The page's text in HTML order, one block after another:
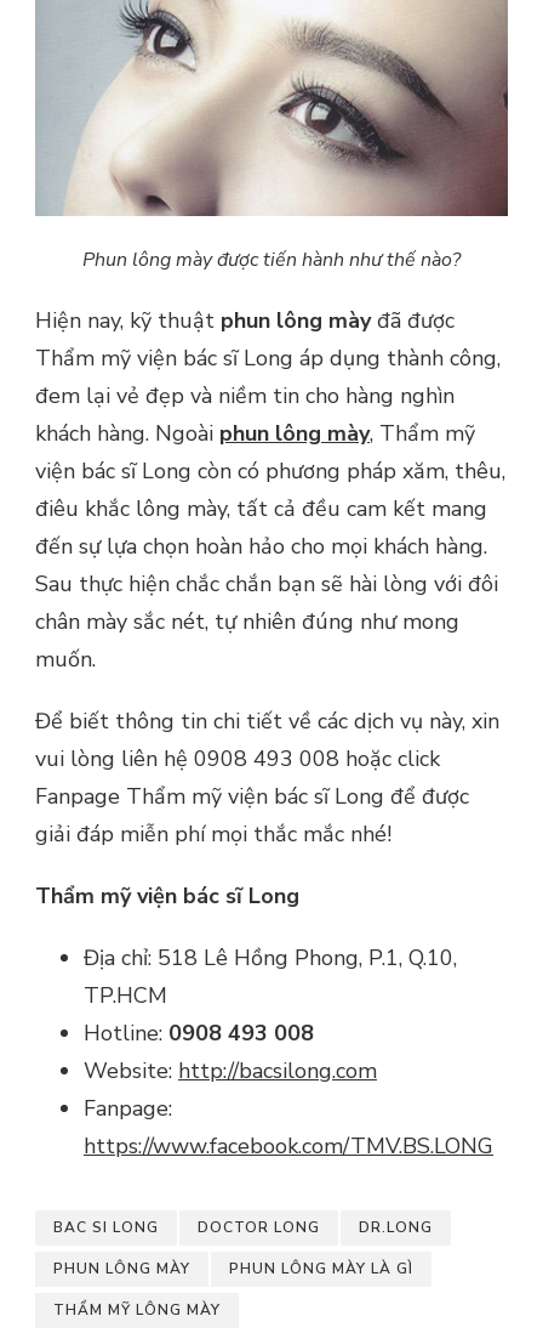
Phun lông mày được tiến hành như thế nào?
Hiện nay, kỹ thuật phun lông màyđã được
Thẩm mỹ viện bác sĩ Long áp dụng thành công,
đem lại vẻ đẹp và niềm tin cho hàng nghìn
khách hàng. Ngoài phun lông mày, Thẩm mỹ
viện bác sĩ Long còn có phương pháp xăm, thêu,
điêu khắc lông mày, tất cả đều cam kết mang
đến sự lựa chọn hoàn hảo cho mọi khách hàng.
Sau thực hiện chắc chắn bạn sẽ hài lòng với đôi
chân mày sắc nét, tự nhiên đúng như mong
muốn.
Để biết thông tin chi tiết về các dịch vụ này, xin
vui lòng liên hệ 0908 493 008 hoặc click
Fanpage Thẩm mỹ viện bác sĩ Long để được
giải đáp miễn phí mọi thắc mắc nhé!
Thẩm mỹ viện bác sĩ Long
Địa chỉ: 518 Lê Hồng Phong, P.1, Q.10,
TP.HCM
Hotline: 0908 493 008
Website: http://bacsilong.com
Fanpage:
https://www.facebook.com/TMV.BS.LONG
BAC SI LONG DOCTOR LONG DR.LONG
PHUN LÔNG MÀY PHUN LÔNG MÀY LÀ GÌ
THẨM MỸ LÔNG MÀY